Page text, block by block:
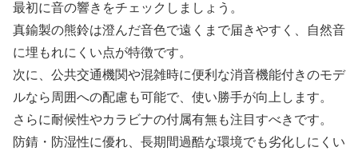
最初に音の響きをチェックしましょう。
真鍮製の熊鈴は澄んだ音色で遠くまで届きやすく、自然音
に埋もれにくい点が特徴です。
次に、公共交通機関や混雑時に便利な消音機能付きのモデ
ルなら周囲への配慮も可能で、使い勝手が向上します。
さらに耐候性やカラビナの付属有無も注目すべきです。
防錆・防湿性に優れ、長期間過酷な環境でも劣化しにくい